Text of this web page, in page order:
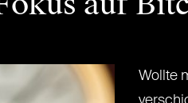
Wollte